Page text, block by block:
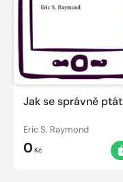
Jak se správně ptát
Eric S. Raymond
0Kč